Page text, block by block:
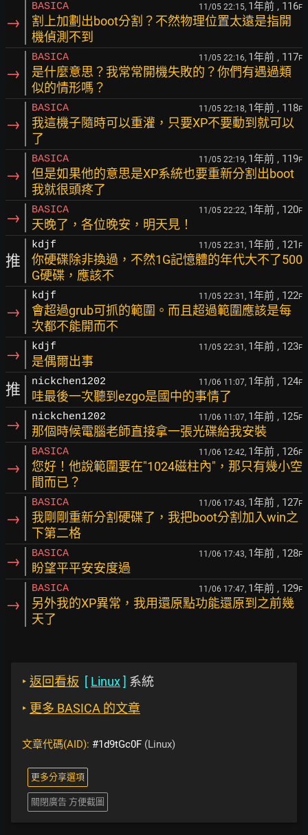
→
BASICA 11/05 22:15, 1年前 , 116F
割上加劃出boot分割？不然物理位置太遠是指開
機偵測不到
→
BASICA 11/05 22:16, 1年前 , 117F
是什麼意思？我常常開機失敗的？你們有遇過類
似的情形嗎？
→
BASICA 11/05 22:18, 1年前 , 118F
我這機子隨時可以重灌，只要XP不要動到就可以
了
→
BASICA 11/05 22:19, 1年前 , 119F
但是如果他的意思是XP系統也要重新分割出boot
我就很頭疼了
→ BASICA 11/05 22:22, 1年前 , 120F
天晚了，各位晚安，明天見！
推
kdjf 11/05 22:31, 1年前 , 121 F
你硬碟除非換過，不然1G記憶體的年代大不了500
G硬碟，應該不
→
kdjf 11/05 22:31, 1年前 , 122F
會超過grub可抓的範圍。而且超過範圍應該是每
次都不能開而不
→ kdjf 11/05 22:31, 1年前 , 123F
是偶爾出事
推 nickchen1202 11/06 11:07, 1年前 , 124F
哇最後一次聽到ezgo是國中的事情了
→ nickchen1202 11/06 11:07, 1年前 , 125F
那個時候電腦老師直接拿一張光碟給我安裝
→
BASICA 11/06 12:42, 1年前 , 126F
您好！他說範圍要在"1024磁柱內"，那只有幾小空
間而已？
→
BASICA 11/06 17:43, 1年前 , 127F
我剛剛重新分割硬碟了，我把boot分割加入win之
下第二格
→ BASICA 11/06 17:43, 1年前 , 128F
盼望平平安安度過
→
BASICA 11/06 17:47, 1年前 , 129F
另外我的XP異常，我用還原點功能還原到之前幾
天了
‣ 返回看板 [ Linux] 系統
‣ 更多 BASICA 的文章
文章代碼(AID): #1d9tGc0F (Linux)
更多分享選項
關閉廣告 方便截圖